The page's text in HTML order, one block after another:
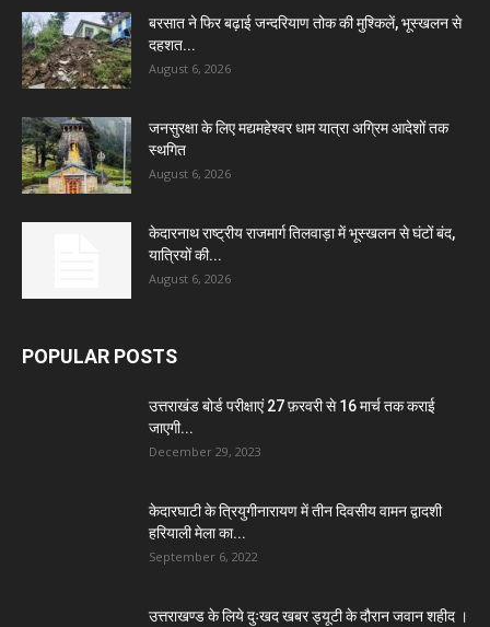
बरसात ने फिर बढ़ाई जन्दरियाण तोक की मुश्किलें, भूस्खलन से
दहशत...
August 6, 2026
जनसुरक्षा के लिए मद्यमहेश्वर धाम यात्रा अग्रिम आदेशों तक
स्थगित
August 6, 2026
केदारनाथ राष्ट्रीय राजमार्ग तिलवाड़ा में भूस्खलन से घंटों बंद,
यात्रियों की...
August 6, 2026
POPULAR POSTS
उत्तराखंड बोर्ड परीक्षाएं 27 फ़रवरी से 16 मार्च तक कराई
जाएगी...
December 29, 2023
केदारघाटी के त्रियुगीनारायण में तीन दिवसीय वामन द्वादशी
हरियाली मेला का...
September 6, 2022
उत्तराखण्ड के लिये दुःखद खबर ड्यूटी के दौरान जवान शहीद ।